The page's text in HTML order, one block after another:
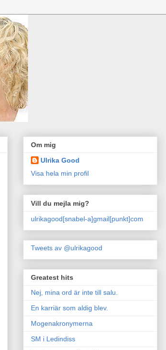
Om mig
Ulrika Good
Visa hela min profil
Vill du mejla mig?
ulrikagood[snabel-a]gmail[punkt]com
Tweets av @ulrikagood
Greatest hits
Nej, mina ord är inte till salu.
En karriär som aldig blev.
Mogenakronymerna
SM i Ledindiss